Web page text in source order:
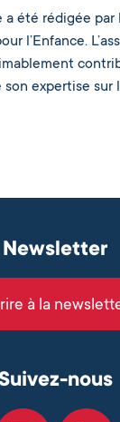
été rédigée par
l’Enfance.
expertise sur
Newsletter
à la
nous